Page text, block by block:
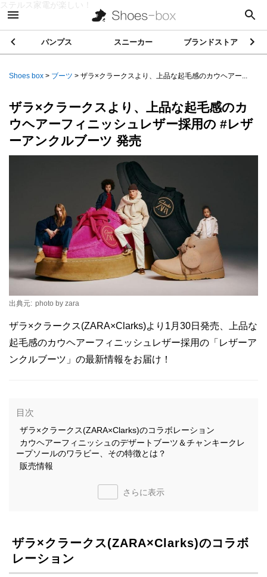
ステルス家電が楽しい！
パンプス スニーカー ブランドストア
Shoes box > ブーツ > ザラ×クラークスより、上品な起毛感のカウヘアー...
ザラ×クラークスより、上品な起毛感のカ
ウヘアーフィニッシュレザー採用の #レザ
ーアンクルブーツ 発売
出典元: photo by zara
ザラ×クラークス(ZARA×Clarks)より1月30日発売、上品な
起毛感のカウヘアーフィニッシュレザー採用の「レザーア
ンクルブーツ」の最新情報をお届け！
目次
ザラ×クラークス(ZARA×Clarks)のコラボレーション
カウヘアーフィニッシュのデザートブーツ＆チャンキークレ
ープソールのワラビー、その特徴とは？
販売情報
さらに表示
ザラ×クラークス(ZARA×Clarks)のコラボ
レーション